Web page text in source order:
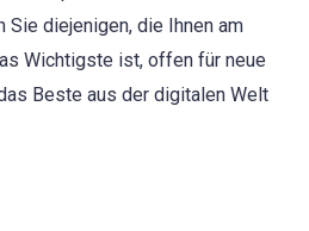
Sie diejenigen, die Ihnen am
Wichtigste ist, offen für neue
Beste aus der digitalen Welt